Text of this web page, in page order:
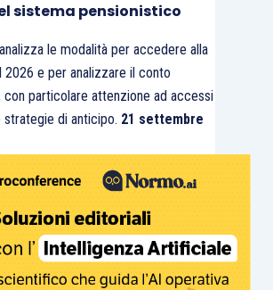
sistema pensionistico
analizza le modalità per accedere alla
2026 e per analizzare il conto
con particolare attenzione ad accessi
di anticipo. 21 settembre